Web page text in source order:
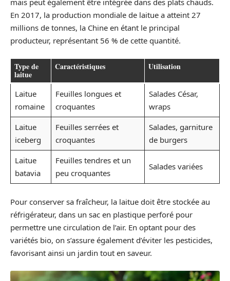
En 2017, la production mondiale de laitue a atteint 27
millions de tonnes, la Chine en étant le principal
producteur, représentant 56 % de cette quantité.
Type de
laitue
Caractéristiques Utilisation
Laitue
romaine
Feuilles longues et
croquantes
Salades César,
wraps
Laitue
iceberg
Feuilles serrées et
croquantes
Salades, garniture
de burgers
Laitue
batavia
Feuilles tendres et un
peu croquantes
Salades variées
Pour conserver sa fraîcheur, la laitue doit être stockée au
réfrigérateur, dans un sac en plastique perforé pour
permettre une circulation de l’air. En optant pour des
variétés bio, on s’assure également d’éviter les pesticides,
favorisant ainsi un jardin tout en saveur.